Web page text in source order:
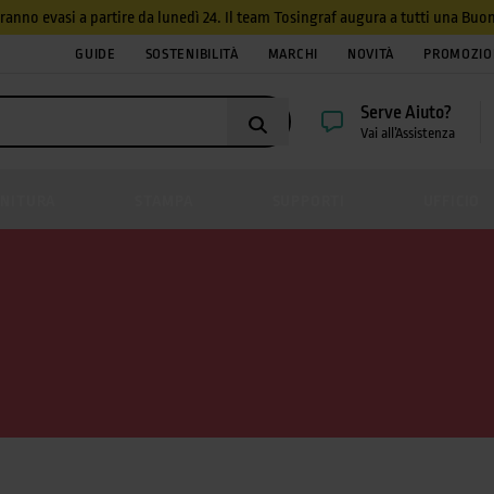
evasi a partire da lunedì 24. Il team Tosingraf augura a tutti una
GUIDE SOSTENIBILITÀ MARCHI NOVITÀ
Serve Aiuto?
Vai all’Assistenza